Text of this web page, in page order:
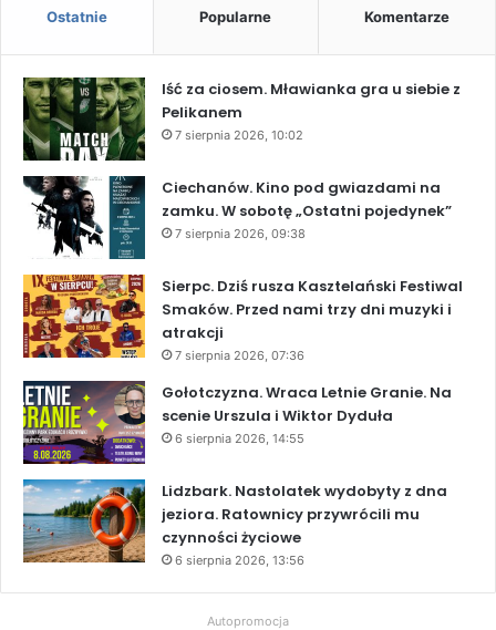
Ostatnie Popularne Komentarze
Iść za ciosem. Mławianka gra u siebie z
Pelikanem
7 sierpnia 2026, 10:02
Ciechanów. Kino pod gwiazdami na
zamku. W sobotę „Ostatni pojedynek”
7 sierpnia 2026, 09:38
Sierpc. Dziś rusza Kasztelański Festiwal
Smaków. Przed nami trzy dni muzyki i
atrakcji
7 sierpnia 2026, 07:36
Gołotczyzna. Wraca Letnie Granie. Na
scenie Urszula i Wiktor Dyduła
6 sierpnia 2026, 14:55
Lidzbark. Nastolatek wydobyty z dna
jeziora. Ratownicy przywrócili mu
czynności życiowe
6 sierpnia 2026, 13:56
Autopromocja